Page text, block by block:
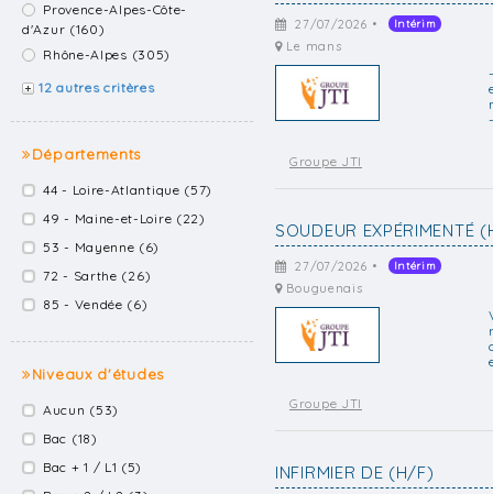
Provence-Alpes-Côte-
d'Azur (160)
Rhône-Alpes (305)
12 autres critères
Départements
44 - Loire-Atlantique (57)
49 - Maine-et-Loire (22)
53 - Mayenne (6)
72 - Sarthe (26)
85 - Vendée (6)
Niveaux d'études
Aucun (53)
Bac (18)
Bac + 1 / L1 (5)
27/07/2026 • Intérim
Le mans
Groupe JTI
SOUDEUR EXPÉRIMENTÉ
27/07/2026 • Intérim
Bouguenais
Groupe JTI
INFIRMIER DE (H/F)